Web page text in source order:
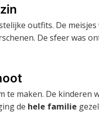
outfits. De
De sfeer was
te maken. De kinderen
de hele familie